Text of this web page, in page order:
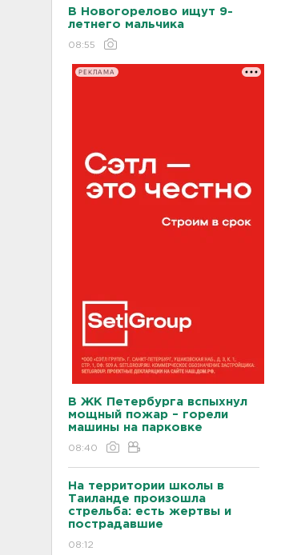
В Новогорелово ищут 9-
летнего мальчика
08:55
РЕКЛАМА
В ЖК Петербурга вспыхнул
мощный пожар – горели
машины на парковке
08:40
На территории школы в
Таиланде произошла
стрельба: есть жертвы и
пострадавшие
08:12